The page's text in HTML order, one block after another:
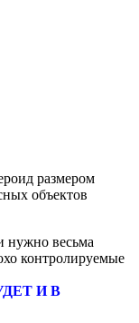
размером
объектов
нужно весьма
контролируемые
И В